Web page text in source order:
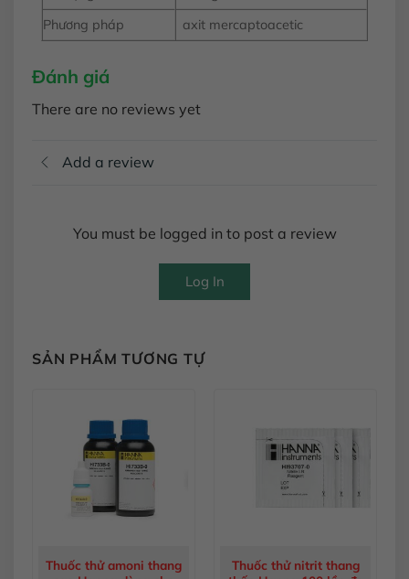
Phương pháp
axit mercaptoacetic
Đánh giá
There are no reviews yet
Add a review
You must be logged in to post a review
Log In
SẢN PHẨM TƯƠNG TỰ
Thuốc thử amoni thang
Thuốc thử nitrit thang